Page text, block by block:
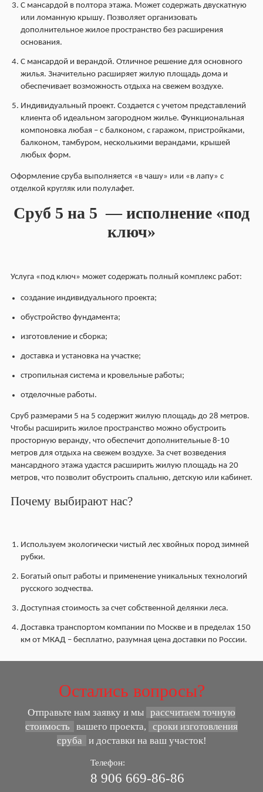
С мансардой в полтора этажа. Может содержать двускатную
или ломанную крышу. Позволяет организовать
дополнительное жилое пространство без расширения
основания.
С мансардой и верандой. Отличное решение для основного
жилья. Значительно расширяет жилую площадь дома и
обеспечивает возможность отдыха на свежем воздухе.
Индивидуальный проект. Создается с учетом представлений
клиента об идеальном загородном жилье. Функциональная
компоновка любая – с балконом, с гаражом, пристройками,
балконом, тамбуром, несколькими верандами, крышей
любых форм.
Оформление сруба выполняется «в чашу» или «в лапу» с
отделкой кругляк или полулафет.
Сруб 5 на 5 — исполнение «под
ключ»
Услуга «под ключ» может содержать полный комплекс работ:
создание индивидуального проекта;
обустройство фундамента;
изготовление и сборка;
доставка и установка на участке;
стропильная система и кровельные работы;
отделочные работы.
Сруб размерами 5 на 5 содержит жилую площадь до 28 метров.
Чтобы расширить жилое пространство можно обустроить
просторную веранду, что обеспечит дополнительные 8-10
метров для отдыха на свежем воздухе. За счет возведения
мансардного этажа удастся расширить жилую площадь на 20
метров, что позволит обустроить спальню, детскую или кабинет.
Почему выбирают нас?
Используем экологически чистый лес хвойных пород зимней
рубки.
Богатый опыт работы и применение уникальных технологий
русского зодчества.
Доступная стоимость за счет собственной делянки леса.
Доставка транспортом компании по Москве и в пределах 150
км от МКАД – бесплатно, разумная цена доставки по России.
Остались вопросы?
Отправьте нам заявку и мы рассчитаем точную
стоимость
вашего проекта,
сроки изготовления
сруба
и доставки на ваш участок!
Телефон:
8 906 669-86-86